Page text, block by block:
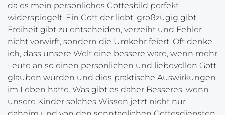
da es mein persönliches Gottesbild perfekt
widerspiegelt. Ein Gott der liebt, großzügig gibt,
Freiheit gibt zu entscheiden, verzeiht und Fehler
nicht vorwirft, sondern die Umkehr feiert. Oft denke
ich, dass unsere Welt eine bessere wäre, wenn mehr
Leute an so einen persönlichen und liebevollen Gott
glauben würden und dies praktische Auswirkungen
im Leben hätte. Was gibt es daher Besseres, wenn
unsere Kinder solches Wissen jetzt nicht nur